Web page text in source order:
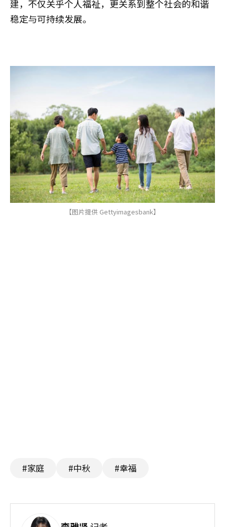
建，不仅关乎个人福祉，更关系到整个社会的和谐
稳定与可持续发展。
【图片提供 Gettyimagesbank】
#家庭 #中秋 #幸福